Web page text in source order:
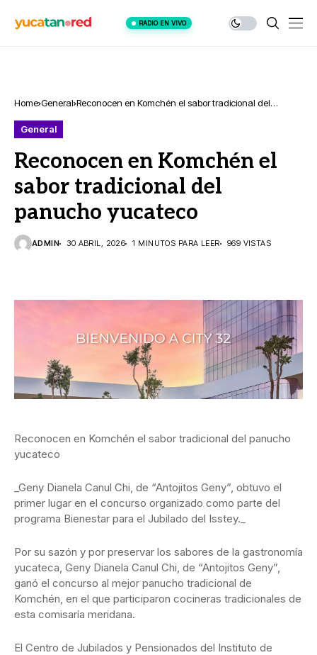
RADIO EN VIVO
Home General Reconocen en Komchén el sabor tradicional del
General
Reconocen en Komchén el
sabor tradicional del
panucho yucateco
ADMIN 30 ABRIL, 2026 1 MINUTOS PARA LEER 969 VISTAS
Reconocen en Komchén el sabor tradicional del panucho
yucateco
_Geny Dianela Canul Chi, de “Antojitos Geny”, obtuvo el
primer lugar en el concurso organizado como parte del
programa Bienestar para el Jubilado del Isstey._
Por su sazón y por preservar los sabores de la gastronomía
yucateca, Geny Dianela Canul Chi, de “Antojitos Geny”,
ganó el concurso al mejor panucho tradicional de
Komchén, en el que participaron cocineras tradicionales de
esta comisaría meridana.
El Centro de Jubilados y Pensionados del Instituto de